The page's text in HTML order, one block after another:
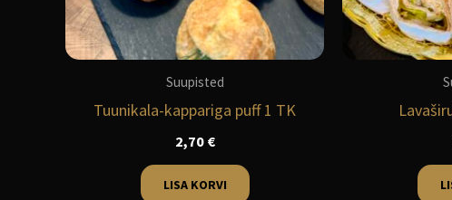
Suupisted
Tuunikala-kappariga puff 1 TK
2,70 €
LISA KORVI